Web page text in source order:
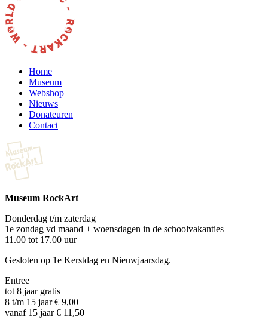
Home
Museum
Webshop
Nieuws
Donateuren
Contact
Museum RockArt
Donderdag t/m zaterdag
1e zondag vd maand + woensdagen in de schoolvakanties
11.00 tot 17.00 uur
Gesloten op 1e Kerstdag en Nieuwjaarsdag.
Entree
tot 8 jaar gratis
8 t/m 15 jaar € 9,00
vanaf 15 jaar € 11,50